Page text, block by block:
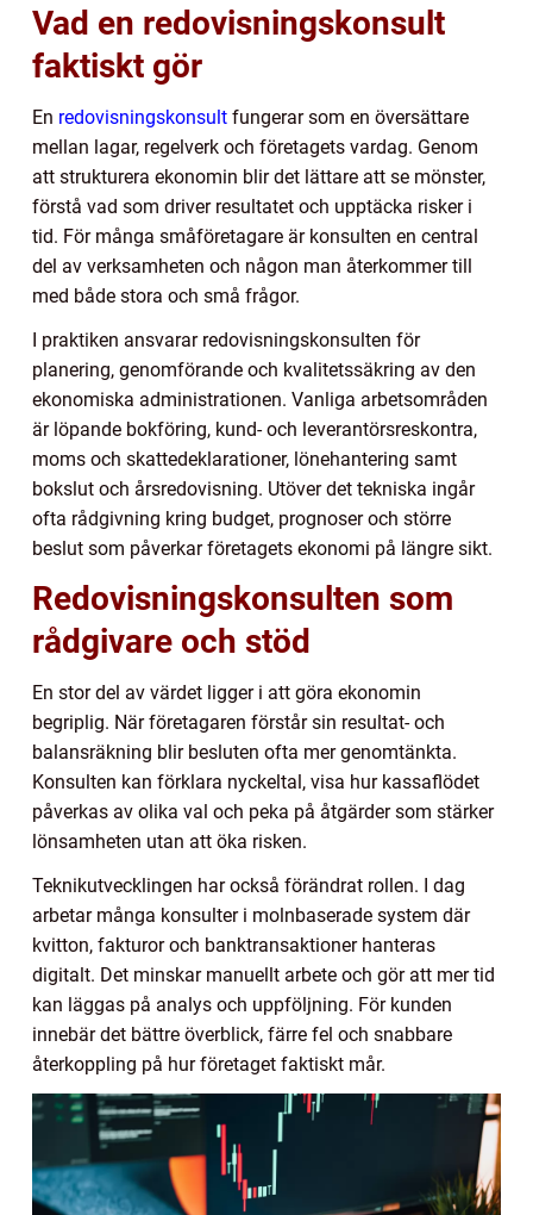
Vad en redovisningskonsult
faktiskt gör
En redovisningskonsult fungerar som en översättare
mellan lagar, regelverk och företagets vardag. Genom
att strukturera ekonomin blir det lättare att se mönster,
förstå vad som driver resultatet och upptäcka risker i
tid. För många småföretagare är konsulten en central
del av verksamheten och någon man återkommer till
med både stora och små frågor.
I praktiken ansvarar redovisningskonsulten för
planering, genomförande och kvalitetssäkring av den
ekonomiska administrationen. Vanliga arbetsområden
är löpande bokföring, kund- och leverantörsreskontra,
moms och skattedeklarationer, lönehantering samt
bokslut och årsredovisning. Utöver det tekniska ingår
ofta rådgivning kring budget, prognoser och större
beslut som påverkar företagets ekonomi på längre sikt.
Redovisningskonsulten som
rådgivare och stöd
En stor del av värdet ligger i att göra ekonomin
begriplig. När företagaren förstår sin resultat- och
balansräkning blir besluten ofta mer genomtänkta.
Konsulten kan förklara nyckeltal, visa hur kassaflödet
påverkas av olika val och peka på åtgärder som stärker
lönsamheten utan att öka risken.
Teknikutvecklingen har också förändrat rollen. I dag
arbetar många konsulter i molnbaserade system där
kvitton, fakturor och banktransaktioner hanteras
digitalt. Det minskar manuellt arbete och gör att mer tid
kan läggas på analys och uppföljning. För kunden
innebär det bättre överblick, färre fel och snabbare
återkoppling på hur företaget faktiskt mår.